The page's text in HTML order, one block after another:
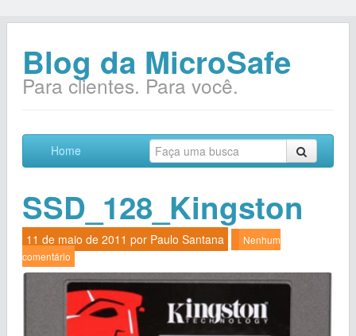
Blog da MicroSafe
Para clientes. Para você.
Home
SSD_128_Kingston
11 de maio de 2011 por Paulo Santana
Nenhum
comentário